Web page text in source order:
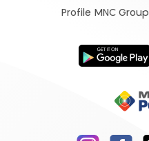
Profile MNC Group